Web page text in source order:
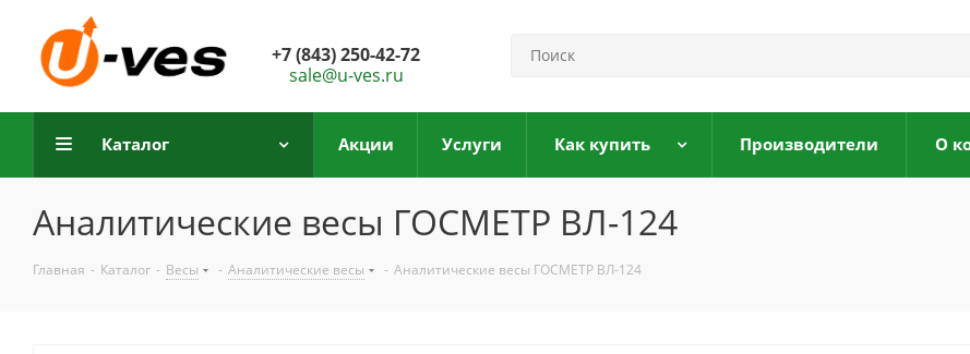
+7 (843) 250-42-72
sale@u-ves.ru
Каталог Акции Услуги Как купить Производители О
Аналитические весы ГОСМЕТР ВЛ-124
Главная - Каталог - Весы - Аналитические весы - Аналитические весы ГОСМЕТР ВЛ-124